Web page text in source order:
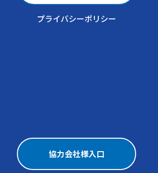
プライバシーポリシー
協力会社様入口